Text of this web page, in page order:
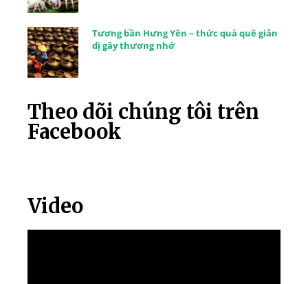
Tương bần Hưng Yên – thức quà quê giản
dị gây thương nhớ
Theo dõi chúng tôi trên
Facebook
Video